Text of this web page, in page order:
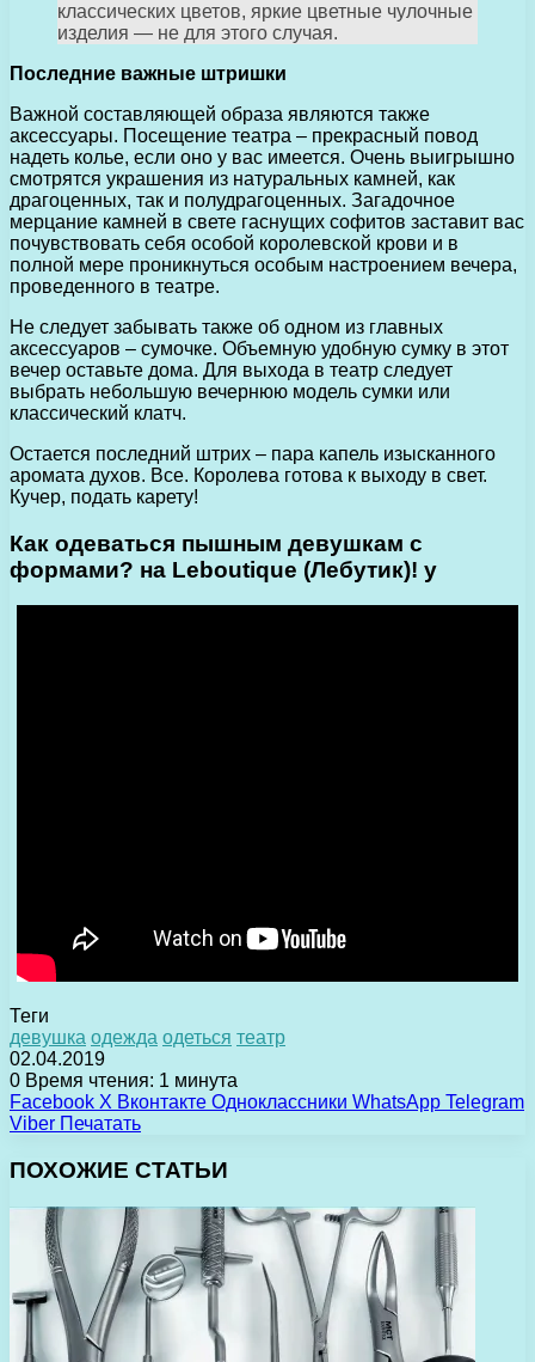
классических цветов, яркие цветные чулочные
изделия — не для этого случая.
Последние важные штришки
Важной составляющей образа являются также
аксессуары. Посещение театра – прекрасный повод
надеть колье, если оно у вас имеется. Очень выигрышно
смотрятся украшения из натуральных камней, как
драгоценных, так и полудрагоценных. Загадочное
мерцание камней в свете гаснущих софитов заставит вас
почувствовать себя особой королевской крови и в
полной мере проникнуться особым настроением вечера,
проведенного в театре.
Не следует забывать также об одном из главных
аксессуаров – сумочке. Объемную удобную сумку в этот
вечер оставьте дома. Для выхода в театр следует
выбрать небольшую вечернюю модель сумки или
классический клатч.
Остается последний штрих – пара капель изысканного
аромата духов. Все. Королева готова к выходу в свет.
Кучер, подать карету!
Как одеваться пышным девушкам с
формами? на Leboutique (Лебутик)! у
Теги
девушка одежда одеться театр
02.04.2019
0 Время чтения: 1 минута
Facebook X Вконтакте Одноклассники WhatsApp Telegram
Viber Печатать
ПОХОЖИЕ СТАТЬИ